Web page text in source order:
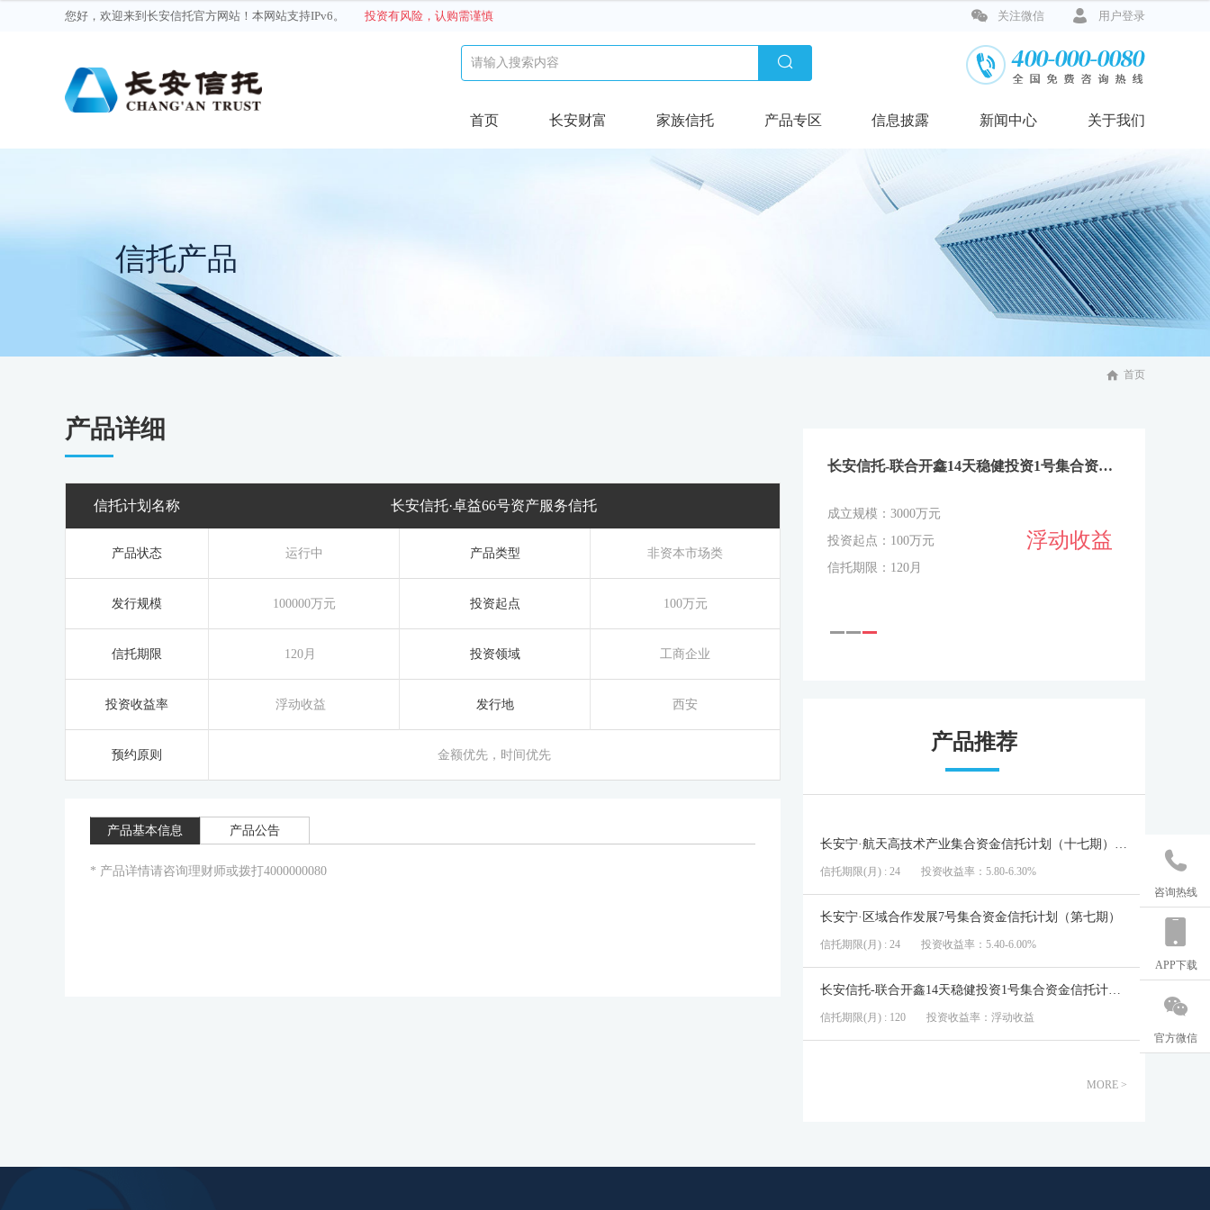
您好，欢迎来到长安信托官方网站！本网站支持IPv6。 投资有风险，认购需谨慎  用户登录
 关注微信

首页 长安财富 家族信托 产品专区 信息披露 新闻中心 关于我们
信托产品
 首页
产品详细
信托计划名称 长安信托·卓益66号资产服务信托
产品状态 运行中 产品类型 非资本市场类
发行规模 100000万元 投资起点 100万元
信托期限 120月 投资领域 工商企业
投资收益率 浮动收益 发行地 西安
预约原则 金额优先，时间优先
产品基本信息 产品公告
* 产品详情请咨询理财师或拨打4000000080
长安信托-联合开鑫14天稳健投资1号集合资金信托计划（260810开放）
成立规模：3000万元
投资起点：100万元
信托期限：120月
浮动收益
产品推荐
长安宁·航天高技术产业集合资金信托计划（十七期）（24个月）
信托期限(月) : 24 投资收益率：5.80-6.30%
长安宁·区域合作发展7号集合资金信托计划（第七期）
信托期限(月) : 24 投资收益率：5.40-6.00%
长安信托-联合开鑫14天稳健投资1号集合资金信托计划（260810开放）
信托期限(月) : 120 投资收益率：浮动收益
MORE >

咨询热线
APP下载

官方微信